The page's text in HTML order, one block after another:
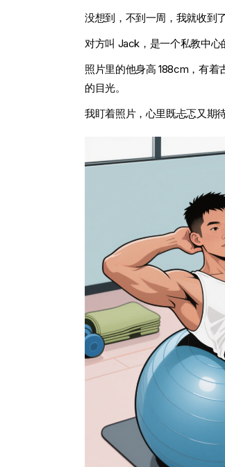
没想到，不到一周，我就收到
对方叫 Jack，是一个私教中心
照片里的他身高 188cm，有
的目光。
我盯着照片，心里既忐忑又期